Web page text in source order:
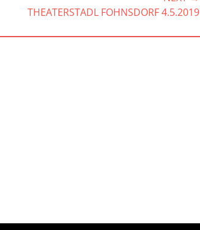
THEATERSTADL FOHNSDORF 4.5.2019